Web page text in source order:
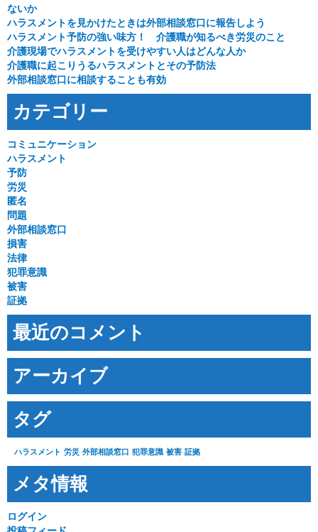
ないか
ハラスメントを見かけたときは外部相談窓口に報告しよう
ハラスメント予防の強い味方！ 介護職が知るべき労災のこと
介護現場でハラスメントを受けやすい人はどんな人か
介護職に起こりうるハラスメントとその予防法
外部相談窓口に相談することも有効
カテゴリー
コミュニケーション
ハラスメント
予防
労災
匿名
問題
外部相談窓口
損害
法律
犯罪意識
被害
証拠
最近のコメント
アーカイブ
タグ
ハラスメント 労災 外部相談窓口 犯罪意識 被害 証拠
メタ情報
ログイン